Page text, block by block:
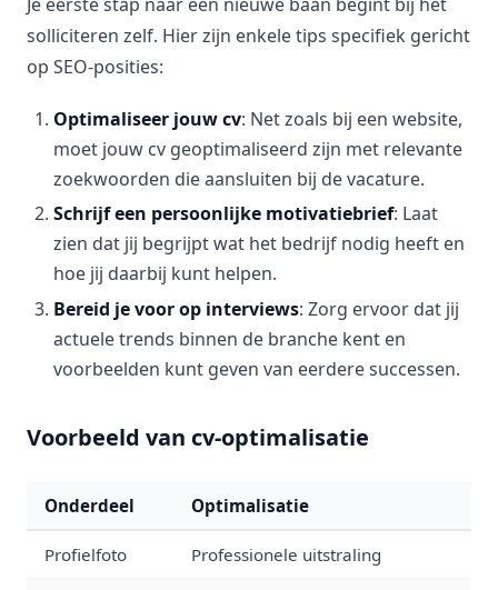
solliciteren zelf. Hier zijn enkele tips specifiek gericht
op SEO-posities:
Optimaliseer jouw cv: Net zoals bij een website,
moet jouw cv geoptimaliseerd zijn met relevante
zoekwoorden die aansluiten bij de vacature.
Schrijf een persoonlijke motivatiebrief: Laat
zien dat jij begrijpt wat het bedrijf nodig heeft en
hoe jij daarbij kunt helpen.
Bereid je voor op interviews: Zorg ervoor dat jij
actuele trends binnen de branche kent en
voorbeelden kunt geven van eerdere successen.
Voorbeeld van cv-optimalisatie
Onderdeel Optimalisatie
Profielfoto Professionele uitstraling